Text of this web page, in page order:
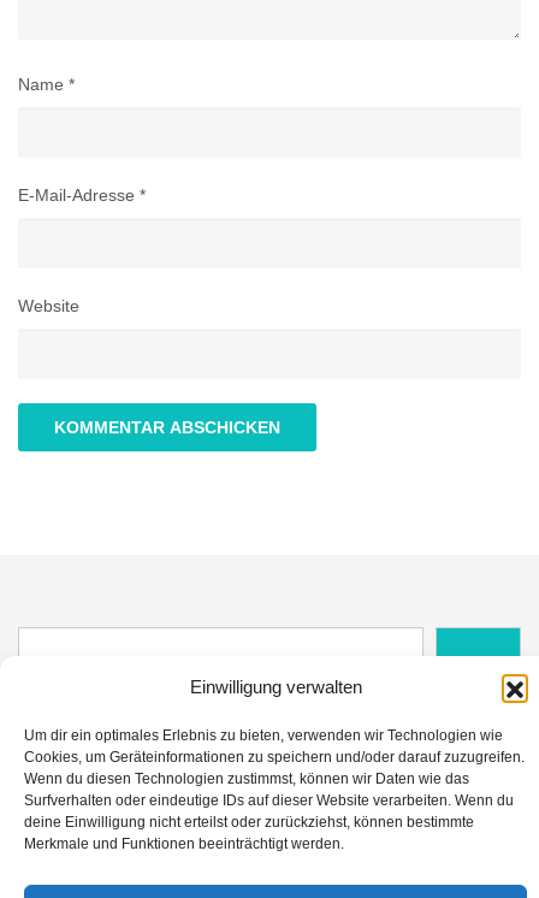
Einwilligung verwalten
Um dir ein optimales Erlebnis zu bieten, verwenden wir Technologien wie
Cookies, um Geräteinformationen zu speichern und/oder darauf zuzugreifen.
Wenn du diesen Technologien zustimmst, können wir Daten wie das
Surfverhalten oder eindeutige IDs auf dieser Website verarbeiten. Wenn du
deine Einwilligung nicht erteilst oder zurückziehst, können bestimmte
Merkmale und Funktionen beeinträchtigt werden.
Name *
E-Mail-Adresse *
Website
Suchen
Datenschutz Impressum Kontakt
© All Right Reserved Frage des Tages 2026